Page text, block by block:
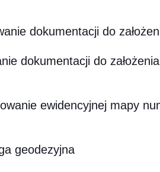
dokumentacji do
dokumentacji do
ewidencyjnej mapy
geodezyjna